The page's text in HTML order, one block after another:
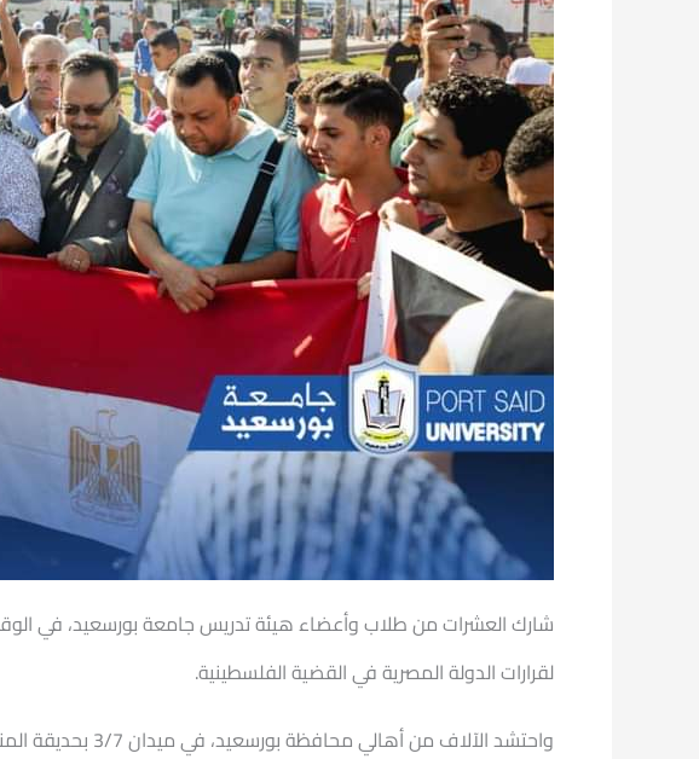
شارك العشرات من طلاب وأعضاء هيئة تدريس جامعة بورسعيد، في
لقرارات الدولة المصرية في القضية الفلسطينية.
واحتشد الآلاف